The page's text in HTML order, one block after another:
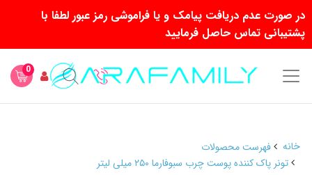
در صورت عدم دریافت پیامک و یا فراموشی رمز عبور لطفا با
پشتیبانی تماس حاصل فرمایید
0
خانه
فهرست محصولات
تونر پاک کننده پوست چرب سبوفارما ۲۵۰ میلی لیتر